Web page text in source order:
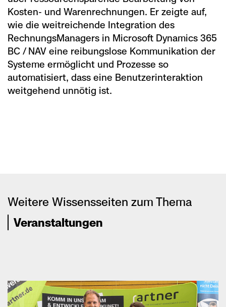
Kosten- und Warenrechnungen. Er zeigte auf,
wie die weitreichende Integration des
RechnungsManagers in Microsoft Dynamics 365
BC / NAV eine reibungslose Kommunikation der
Systeme ermöglicht und Prozesse so
automatisiert, dass eine Benutzerinteraktion
weitgehend unnötig ist.
Weitere Wissensseiten zum Thema
Veranstaltungen